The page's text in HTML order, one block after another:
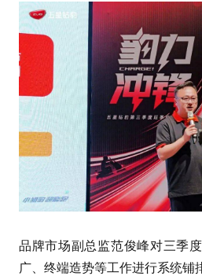
品牌市场副总监范俊峰对三季
广、终端造势等工作进行系统铺